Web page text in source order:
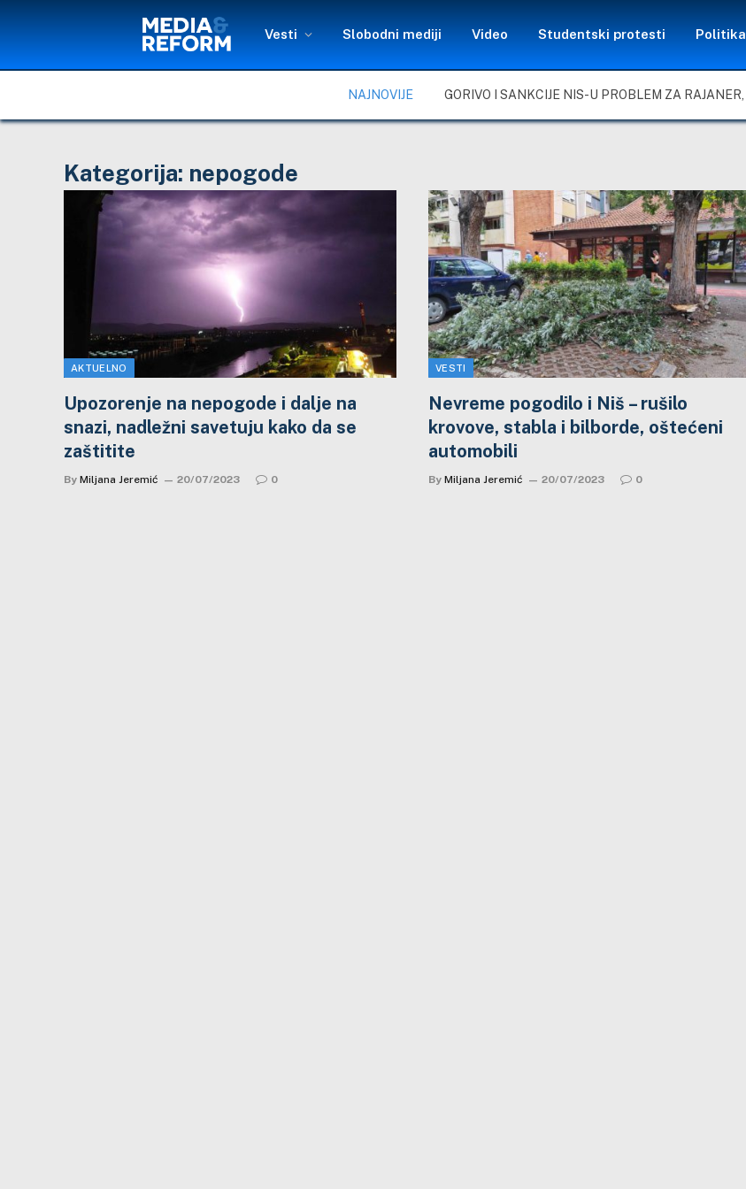
Vesti Slobodni mediji Video Studentski protesti Politika
NAJNOVIJE
Kategorija: nepogode
AKTUELNO
Upozorenje na nepogode i dalje na
snazi, nadležni savetuju kako da se
zaštitite
By Miljana Jeremić 20/07/2023 0
VESTI
Nevreme pogodilo i Niš – rušilo
krovove, stabla i bilborde, oštećeni
automobili
By Miljana Jeremić 20/07/2023 0